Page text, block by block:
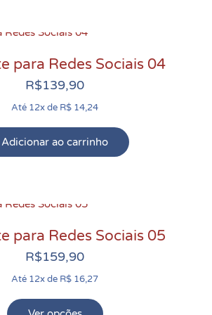
produto
para Redes Sociais 04
R$139,90
Até 12x de R$ 14,24
Adicionar ao carrinho
para Redes Sociais 05
R$159,90
Até 12x de R$ 16,27